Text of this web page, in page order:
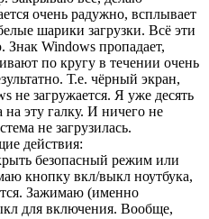
очень радужно, всплывает
шарики загрузки. Всё эти
Знак Windows пропадает,
по кругу в течении очень
Т.е. чёрный экран,
не загружается. Я уже десять
на эту галку. И ничего не
не загрузилась.
действия:
безопасный режим или
кнопку вкл/выкл ноутбука,
Зажимаю (именно
для включения. Вообще,